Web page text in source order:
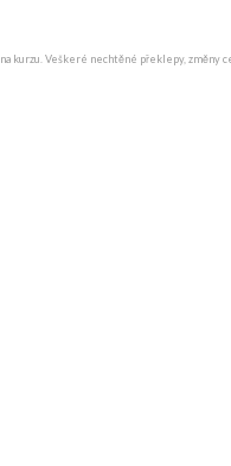
kurzu. Veškeré nechtěné překlepy, změny